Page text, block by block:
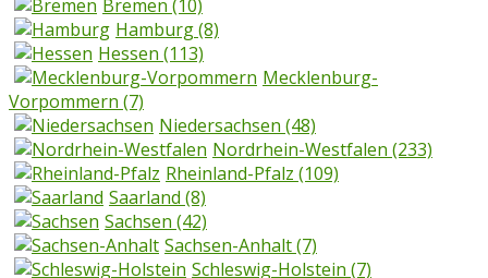
Bremen (10)
Hamburg(8)
Hessen (113)
Mecklenburg-
Vorpommern (7)
Niedersachsen (48)
Nordrhein-Westfalen (233)
Rheinland-Pfalz (109)
Saarland (8)
Sachsen (42)
Sachsen-Anhalt(7)
Schleswig-Holstein (7)